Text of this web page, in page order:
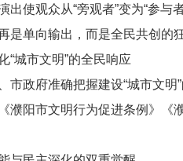
出使观众从“旁观者”变为“参与
是单向输出，而是全民共创的狂
“城市文明”的全民响应
市政府准确把握建设“城市文明
濮阳市文明行为促进条例》《